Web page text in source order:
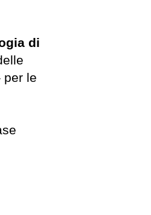
di
per le